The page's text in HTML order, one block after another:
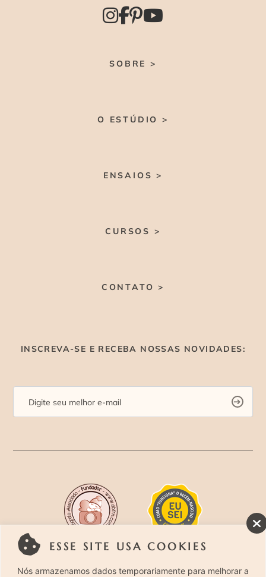
ESSE SITE USA COOKIES
Nós armazenamos dados temporariamente para melhorar a
SOBRE >
O ESTÚDIO >
ENSAIOS >
CURSOS >
CONTATO >
INSCREVA-SE E RECEBA NOSSAS NOVIDADES:
Rua Costa Carvalho, 419 – Pinheiros, São Paulo –